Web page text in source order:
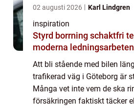
02 augusti 2026 Karl Lindgren
inspiration
Styrd borrning schaktfri teknik för
moderna ledningsarbeten
Att bli stående med bilen
trafikerad väg i Göteborg är
Många vet inte vem de ska
försäkringen faktiskt täcker